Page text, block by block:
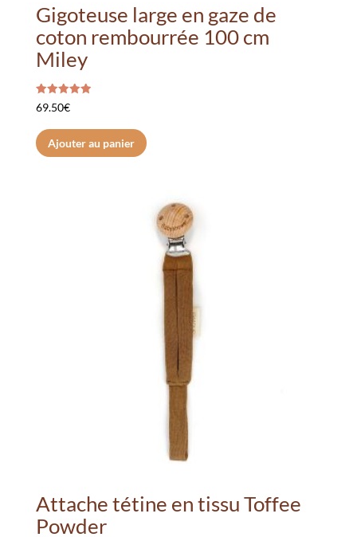
Gigoteuse large en gaze de
coton rembourrée 100 cm
Miley
Note
5.00
69.50€
Ajouter au panier
Attache tétine en tissu Toffee
Powder